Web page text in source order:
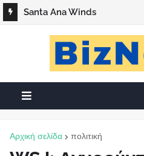
Santa Ana Winds
Αρχική σελίδα πολιτική